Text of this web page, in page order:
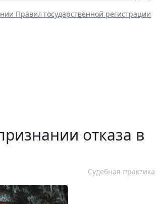
Правил государственной регистрации
отказа в
Судебная практика